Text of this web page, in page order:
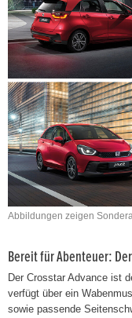
Abbildungen zeigen
Bereit für Abenteuer:
Der Crosstar Advance ist
verfügt über ein
sowie passende